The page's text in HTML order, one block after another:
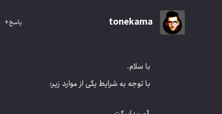
tonekama پاسخ↑
با سلام.
با توجه به شرایط یکی از موارد زیر: